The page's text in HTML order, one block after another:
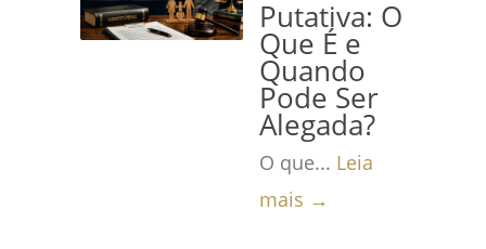
Putativa: O
Que É e
Quando
Pode Ser
Alegada?
O que... Leia
mais →